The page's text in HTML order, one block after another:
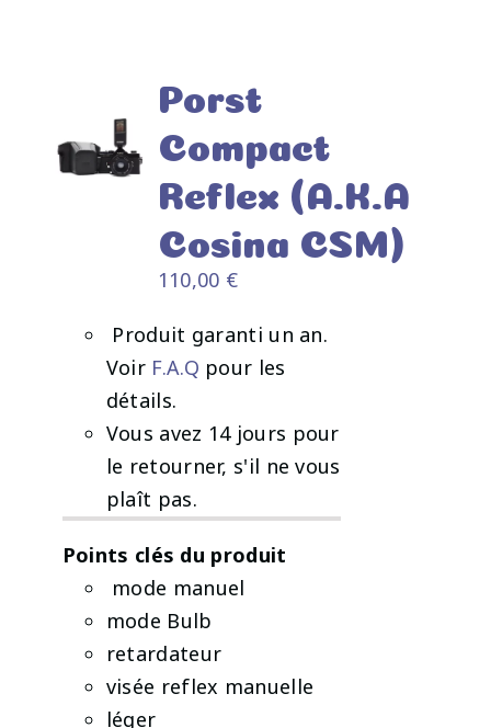
DÉTAILS
Porst
Compact
Reflex (A.K.A
Cosina CSM)
110,00 €
️ Produit garanti un an.
Voir F.A.Q pour les
détails.
Vous avez 14 jours pour
le retourner, s'il ne vous
plaît pas.
Points clés du produit
mode manuel
mode Bulb
retardateur
visée reflex manuelle
léger